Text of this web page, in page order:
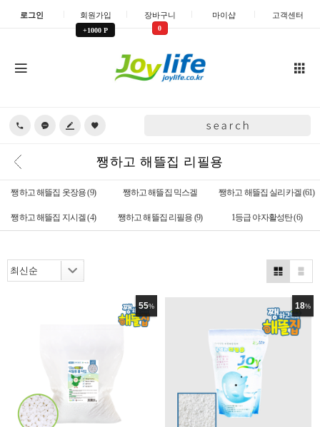
로그인 회원가입
+1000 P
장바구니
0
마이샵 고객센터
쨍하고 해뜰집 리필용
쨍하고 해뜰집 옷장용(9) 쨍하고 해뜰집 믹스겔 쨍하고 해뜰집 실리카겔 (61)
쨍하고 해뜰집 지시겔(4) 쨍하고 해뜰집 리필용 (9) 1등급 야자활성탄(6)
55% 18%